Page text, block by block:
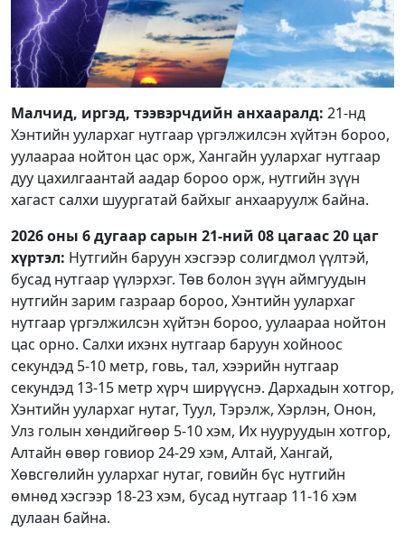
Малчид, иргэд, тээвэрчдийн анхааралд: 21-нд
Хэнтийн уулархаг нутгаар үргэлжилсэн хүйтэн бороо,
уулаараа нойтон цас орж, Хангайн уулархаг нутгаар
дуу цахилгаантай аадар бороо орж, нутгийн зүүн
хагаст салхи шуургатай байхыг анхааруулж байна.
2026 оны 6 дугаар сарын 21-ний 08 цагаас 20 цаг
хүртэл: Нутгийн баруун хэсгээр солигдмол үүлтэй,
бусад нутгаар үүлэрхэг. Төв болон зүүн аймгуудын
нутгийн зарим газраар бороо, Хэнтийн уулархаг
нутгаар үргэлжилсэн хүйтэн бороо, уулаараа нойтон
цас орно. Салхи ихэнх нутгаар баруун хойноос
секундэд 5-10 метр, говь, тал, хээрийн нутгаар
секундэд 13-15 метр хүрч ширүүснэ. Дархадын хотгор,
Хэнтийн уулархаг нутаг, Туул, Тэрэлж, Хэрлэн, Онон,
Улз голын хөндийгөөр 5-10 хэм, Их нууруудын хотгор,
Алтайн өвөр говиор 24-29 хэм, Алтай, Хангай,
Хөвсгөлийн уулархаг нутаг, говийн бүс нутгийн
өмнөд хэсгээр 18-23 хэм, бусад нутгаар 11-16 хэм
дулаан байна.